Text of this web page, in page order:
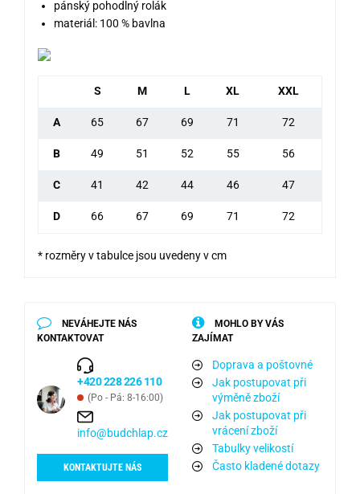
pánský pohodlný rolák
materiál: 100 % bavlna
S M L XL XXL
A 65 67 69 71 72
B 49 51 52 55 56
C 41 42 44 46 47
D 66 67 69 71 72
* rozměry v tabulce jsou uvedeny v cm
NEVÁHEJTE NÁS
KONTAKTOVAT
+420 228 226 110
(Po - Pá: 8-16:00)
info@budchlap.cz
KONTAKTUJTE NÁS
MOHLO BY VÁS
ZAJÍMAT
Doprava a poštovné
Jak postupovat při
výměně zboží
Jak postupovat při
vrácení zboží
Tabulky velikostí
Často kladené dotazy